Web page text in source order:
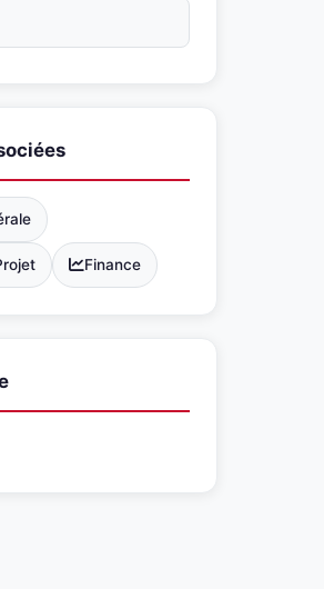
Finance